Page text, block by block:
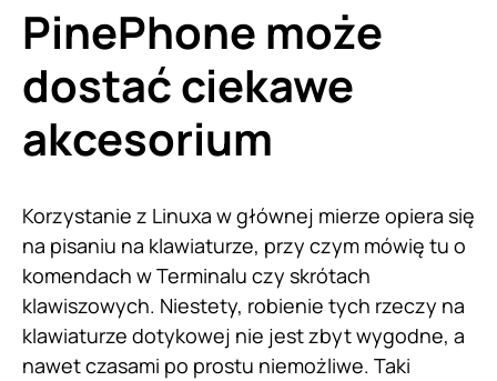
PinePhone może
dostać ciekawe
akcesorium
Korzystanie z Linuxa w głównej mierze opiera się
na pisaniu na klawiaturze, przy czym mówię tu o
komendach w Terminalu czy skrótach
klawiszowych. Niestety, robienie tych rzeczy na
klawiaturze dotykowej nie jest zbyt wygodne, a
nawet czasami po prostu niemożliwe. Taki